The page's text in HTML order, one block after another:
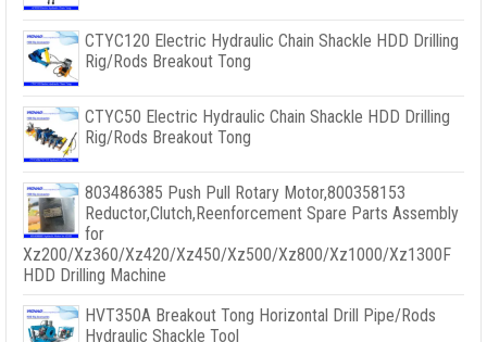
CTYC120 Electric Hydraulic Chain Shackle HDD Drilling
Rig/Rods Breakout Tong
CTYC50 Electric Hydraulic Chain Shackle HDD Drilling
Rig/Rods Breakout Tong
803486385 Push Pull Rotary Motor,800358153
Reductor,Clutch,Reenforcement Spare Parts Assembly
for
Xz200/Xz360/Xz420/Xz450/Xz500/Xz800/Xz1000/Xz1300F
HDD Drilling Machine
HVT350A Breakout Tong Horizontal Drill Pipe/Rods
Hydraulic Shackle Tool